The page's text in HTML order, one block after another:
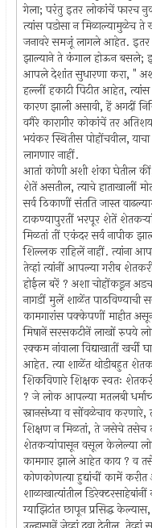
गेला; परंतु इतर लोकांचें फारच
त्यांस पडोसा न मिळाल्यामुळेच
जनावरे समजूं लागले आहेत. इतर
झाल्याने ते कंगाल होऊन बसले;
आपले देशांत सुधारणा करा, " अशी
हल्लीं हकाटी पिटीत आहेत, त्यांस
कारण झाली असावी, हें अगदीं
वगैरे कारागीर कोकांचें तर
भयंकर स्थितीस पोहोंचवील,
लागणार नाहीं.
आतां कोणी अशी शंका घेतील
शेतें असतील, त्याचे हाताखालीं
सर्व ठिकाणीं संतति जास्त
टाकण्यापुरतीं भरपूर शेतें
मिळतां तीं एकंदर सर्व नापीक
शिल्लक राहिलें नाहीं. त्यांना
तेव्हां त्यांनीं आपल्या गरीब
होईल बरें ? अशा चोहोंकडून
नागडीं मुलें शाळेंत पाठविण्याची
कामगारांस पक्केपणीं माहीत असून
मिषानें सरसकटीनें लाखों रुपये
रक्कम नांवाला विद्याखातीं
आहेत. त्या शाळेंत थोडीबहुत
शिकविणारे शिक्षक स्वतः
? जे लोक आपल्या मतलबी
स्नानसंध्या व सोंवळेचाव
शिक्षण न मिळतां, ते जसेचे तसेच
शेतकर्‍यांपासून वसूल केलेल्या
कामगार झाले आहेत काय ? व
कोणकोणत्या हुद्यांचीं कामें
शाळाखात्यांतील
ग्याझिटांत छापून प्रसिद्ध